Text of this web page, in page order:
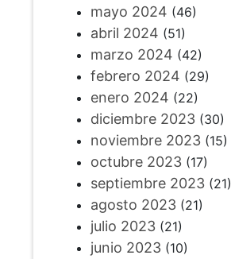
mayo 2024 (46)
abril 2024 (51)
marzo 2024 (42)
febrero 2024 (29)
enero 2024 (22)
diciembre 2023(30)
noviembre 2023(15)
octubre 2023(17)
septiembre 2023(21)
agosto 2023(21)
julio 2023(21)
junio 2023(10)